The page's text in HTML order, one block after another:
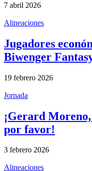
7 abril 2026
Alineaciones
Jugadores
Biwenger
19 febrero 2026
Jornada
¡Gerard
por favor!
3 febrero 2026
Alineaciones